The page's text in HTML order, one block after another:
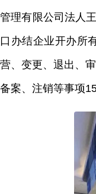
管理有限公司法人
口办结企业开办所
营、变更、退出、
备案、注销等事项